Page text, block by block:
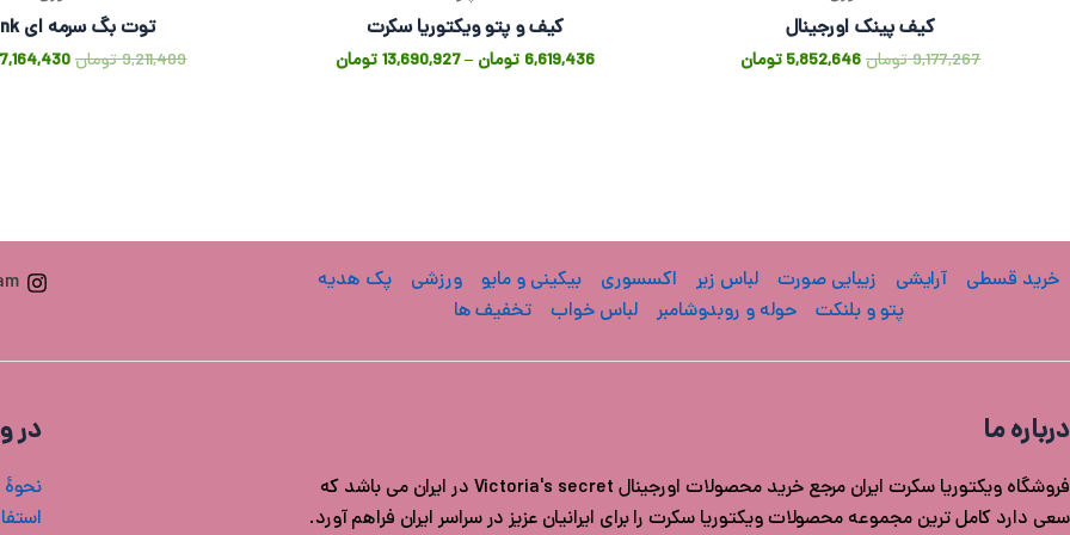
کیف پینک اورجینال
9,177,267تومان5,852,646 تومان
کیف و پتو ویکتوریا سکرت
6,619,436 تومان –
13,690,927تومان
توت بگ سرمه ای Pink
9,211,409تومان7,164,430
خرید قسطی آرایشی زیبایی صورت لباس زیر اکسسوری بیکینی و مایو ورزشی
پک هدیه
پتو و بلنکت
حوله و روبدوشامبر لباس خواب تخفیف ها
درباره ما
فروشگاه ویکتوریا سکرت ایران مرجع خرید محصولات اورجینال Victoria's secret در ایران می باشد که
سعی دارد کامل ترین مجموعه محصولات ویکتوریا سکرت را برای ایرانیان عزیز در سراسر ایران فراهم آورد.
در